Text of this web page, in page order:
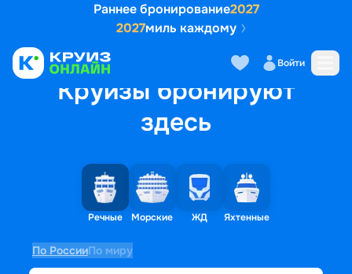
Раннее бронирование2027
2027миль каждому
Войти
Круизы бронируют
здесь
Речные Морские ЖД Яхтенные
По РоссииПо миру